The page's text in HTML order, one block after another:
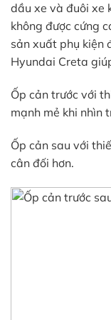
dầu xe và đuôi xe
không được cứng
sản xuất phụ kiện
Hyundai Creta
Ốp cản trước với
mạnh mẻ khi nhìn
Ốp cản sau với
cân đối hơn.